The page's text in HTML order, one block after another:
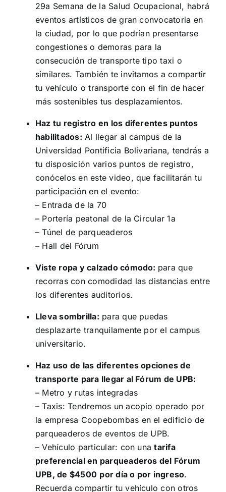
29a Semana de la Salud Ocupacional, habrá
eventos artísticos de gran convocatoria en
la ciudad, por lo que podrían presentarse
congestiones o demoras para la
consecución de transporte tipo taxi o
similares. También te invitamos a compartir
tu vehículo o transporte con el fin de hacer
más sostenibles tus desplazamientos.
Haz tu registro en los diferentes puntos
habilitados: Al llegar al campus de la
Universidad Pontificia Bolivariana, tendrás a
tu disposición varios puntos de registro,
conócelos eneste video, que facilitarán tu
participación en el evento:
– Entrada de la 70
– Portería peatonal de la Circular 1a
– Túnel de parqueaderos
– Hall del Fórum
Viste ropa y calzado cómodo: para que
recorras con comodidad las distancias entre
los diferentes auditorios.
Lleva sombrilla: para que puedas
desplazarte tranquilamente por el campus
universitario.
Haz uso de las diferentes opciones de
transporte para llegar al Fórum de UPB:
– Metro y rutas integradas
– Taxis: Tendremos un acopio operado por
la empresa Coopebombas en el edificio de
parqueaderos de eventos de UPB.
– Vehículo particular: con unatarifa
preferencial en parqueaderos del Fórum
UPB, de $4500 por día o por ingreso.
Recuerda compartir tu vehículo con otros